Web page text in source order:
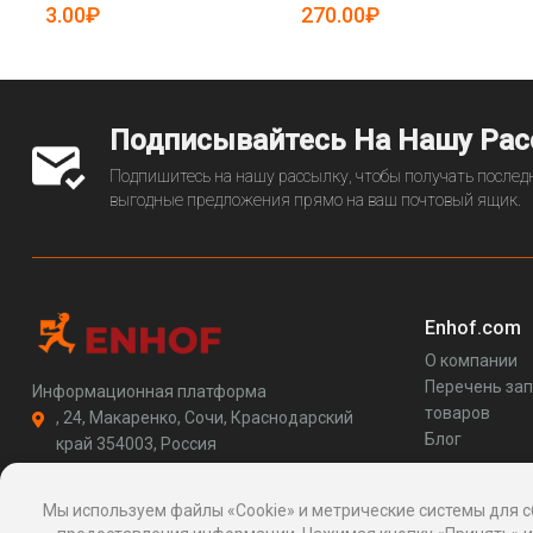
5085009)
3.00₽ 270.00₽
Подписывайтесь На Нашу
Подпишитесь на нашу рассылку, чтобы получать
выгодные предложения прямо на ваш почтовый ящик.
Информационная платформа
, 24, Макаренко, Сочи, Краснодарский
край 354003, Россия
http://enhof.com
Enhof.com
О компании
Перечень
товаров
Блог
Мы используем файлы «Cookie» и метрические системы для